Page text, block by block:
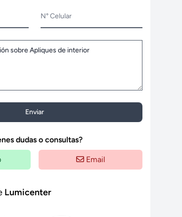
N° Celular
Enviar
dudas o consultas?
Email
Lumicenter